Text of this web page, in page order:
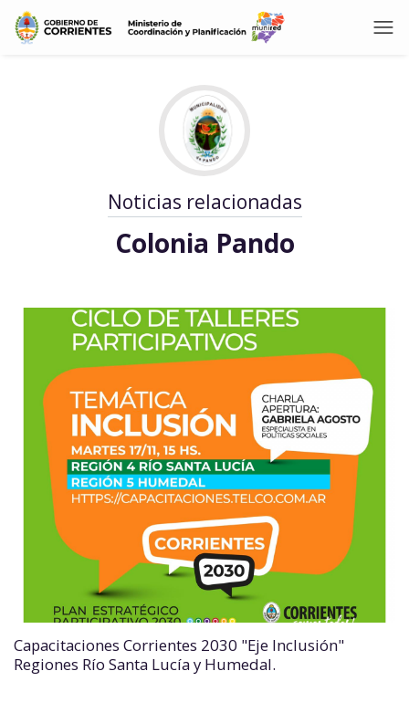
Noticias relacionadas
Colonia Pando
Capacitaciones Corrientes 2030 "Eje Inclusión"
Regiones Río Santa Lucía y Humedal.